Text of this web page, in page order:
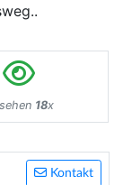
18x
Kontakt